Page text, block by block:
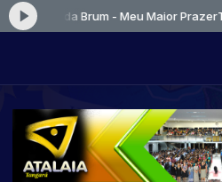
Brum - Meu Maior Prazer